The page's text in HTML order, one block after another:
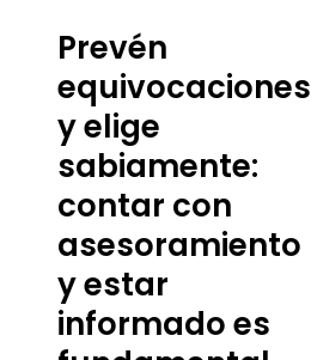
Prevén
equivocaciones
y elige
sabiamente:
contar con
asesoramiento
y estar
informado es